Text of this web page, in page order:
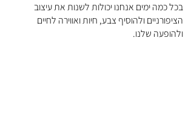
בכל כמה ימים אנחנו יכולות לשנות את עיצוב
הציפורניים ולהוסיף צבע, חיות ואווירה לחיים
ולהופעה שלנו.